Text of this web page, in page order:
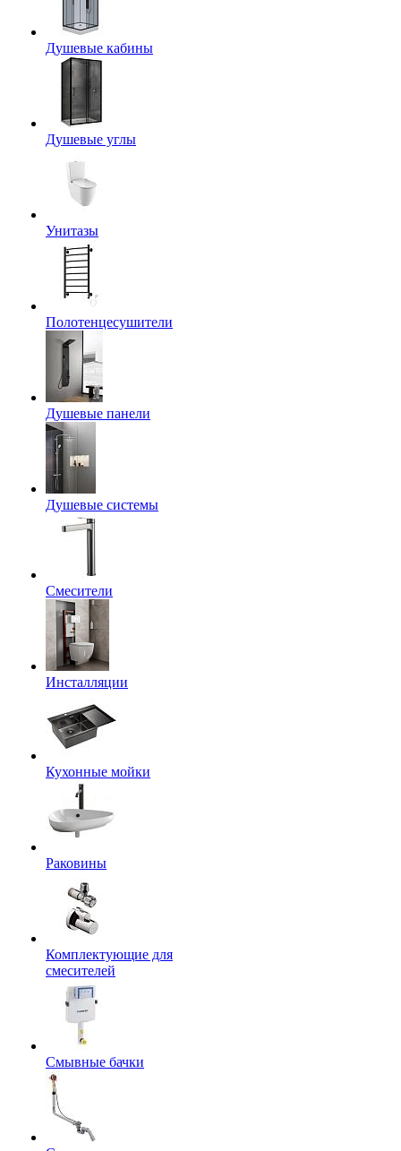
Душевые кабины
Душевые углы
Унитазы
Полотенцесушители
Душевые панели
Душевые системы
Смесители
Инсталляции
Кухонные мойки
Раковины
Комплектующие для
смесителей
Смывные бачки